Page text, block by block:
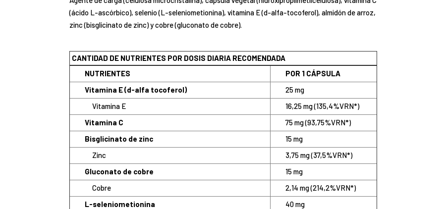
(ácido L-ascórbico), selenio (L-seleniometionina), vitamina E (d-alfa-tocoferol), almidón de arroz,
zinc (bisglicinato de zinc) y cobre (gluconato de cobre).
CANTIDAD DE NUTRIENTES POR DOSIS DIARIA RECOMENDADA
NUTRIENTES
POR 1 CÁPSULA
Vitamina E (d-alfa tocoferol)
25 mg
Vitamina E
16,25 mg (135,4%VRN*)
Vitamina C
75 mg (93,75%VRN*)
Bisglicinato de zinc
15 mg
Zinc
3,75 mg (37,5%VRN*)
Gluconato de cobre
15 mg
Cobre
2,14 mg (214,2%VRN*)
L-seleniometionina
40 mg